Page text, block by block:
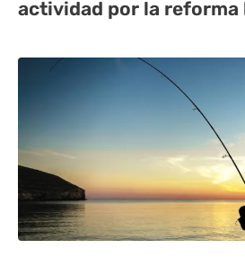
actividad por la reforma